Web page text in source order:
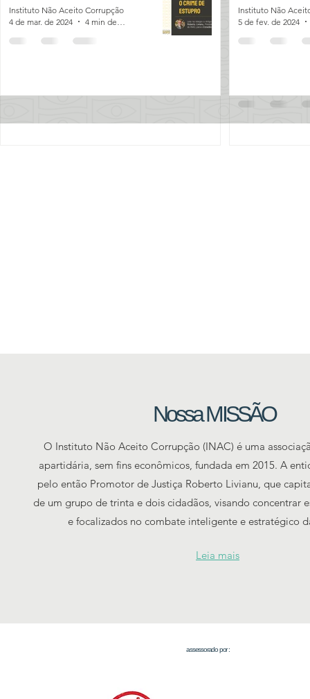
A invisível nota de 200 do lobo
guará
Centro de
Integridade e
Instituto Não Aceito Corrupção
4 de mar. de 2024
Instituto Não
5 de fev. de 2024
Nossa MISSÃO
O Instituto Não Aceito Corrupção (INAC) é uma
apartidária, sem fins econômicos, fundada em 2015. A
pelo então Promotor de Justiça Roberto Livianu, que
de um grupo de trinta e dois cidadãos, visando concentrar
e focalizados no combate inteligente e estratégico
Leia mais
assessorado por :